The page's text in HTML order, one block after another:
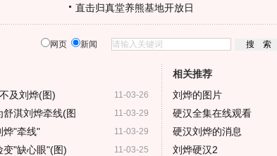
直击归真堂养熊基地开放日
网页 新闻
11-03-26
及刘烨(图)
11-03-29
舒淇刘烨牵线(图
11-03-29
烨"牵线"
11-03-25
变"缺心眼"(图)
相关推荐
刘烨的图片
硬汉全集在线观看
硬汉刘烨的消息
刘烨硬汉2